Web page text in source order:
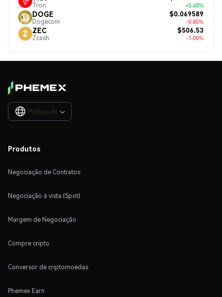
Tron +0.40%
DOGE
Dogecoin
$0.069589
-0.80%
ZEC
Zcash
$506.53
-1.00%
Português 
Produtos
Negociação de Contratos
Negociação à vista (Spot)
Margem de Negociação
Compre cripto
Conversor de criptomoedas
Phemex Earn